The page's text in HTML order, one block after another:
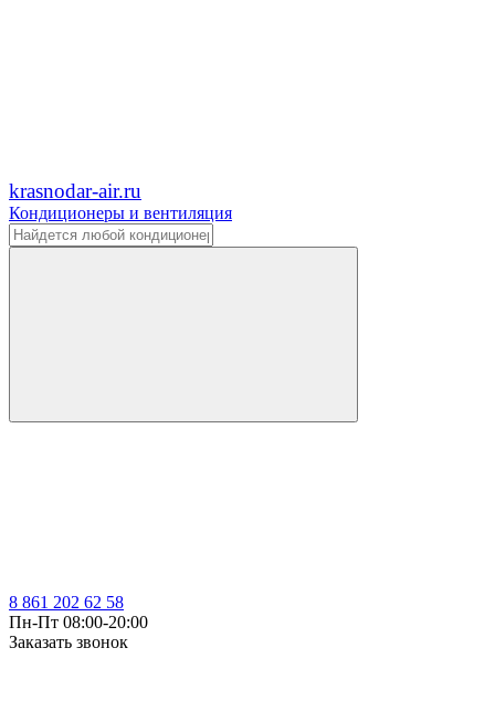
krasnodar-air.ru
Кондиционеры и вентиляция
8 861 202 62 58
Пн-Пт 08:00-20:00
Заказать звонок